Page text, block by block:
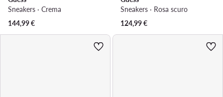
Sneakers · Crema
144,99€
Sneakers · Rosa scuro
124,99€